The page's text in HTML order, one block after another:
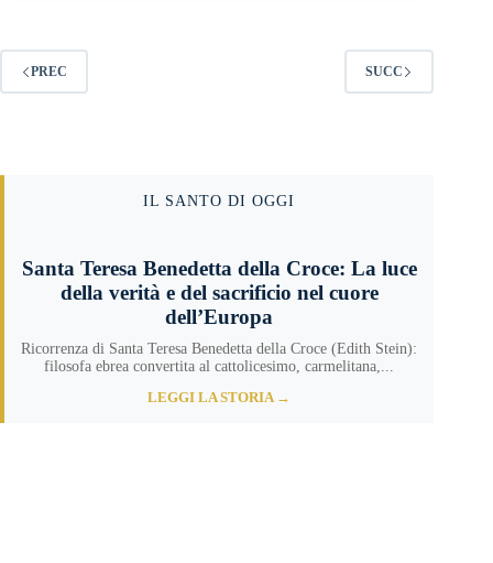
PREC SUCC
IL SANTO DI OGGI
Santa Teresa Benedetta della Croce: La luce
della verità e del sacrificio nel cuore
dell’Europa
Ricorrenza di Santa Teresa Benedetta della Croce (Edith Stein):
filosofa ebrea convertita al cattolicesimo, carmelitana,...
LEGGI LA STORIA →